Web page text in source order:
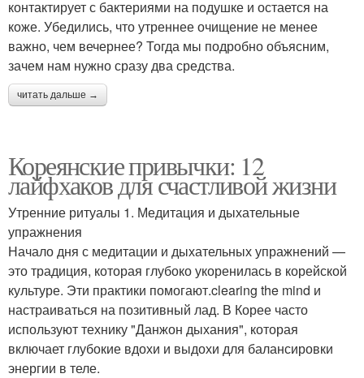
контактирует с бактериями на подушке и остается на
коже. Убедились, что утреннее очищение не менее
важно, чем вечернее? Тогда мы подробно объясним,
зачем нам нужно сразу два средства.
читать дальше →
Кореянские привычки: 12
лайфхаков для счастливой жизни
Утренние ритуалы 1. Медитация и дыхательные
упражнения
Начало дня с медитации и дыхательных упражнений —
это традиция, которая глубоко укоренилась в корейской
культуре. Эти практики помогают.clearing the mind и
настраиваться на позитивный лад. В Корее часто
используют технику "Данжон дыхания", которая
включает глубокие вдохи и выдохи для балансировки
энергии в теле.